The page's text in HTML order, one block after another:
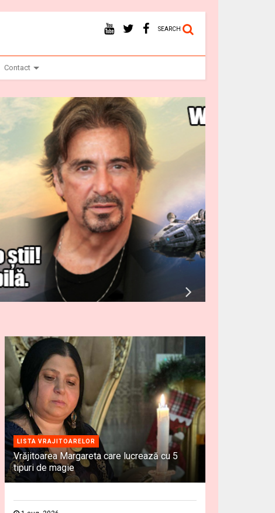
SEARCH
Contact
LISTA VRAJITOARELOR
Vrăjitoarea Margareta care lucrează cu 5
tipuri de magie